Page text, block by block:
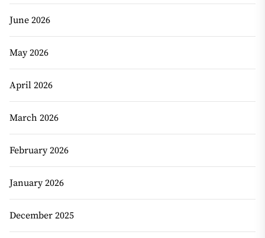
June 2026
May 2026
April 2026
March 2026
February 2026
January 2026
December 2025